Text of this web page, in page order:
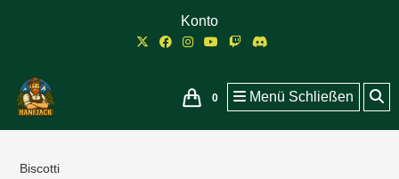
Konto
0 Menü Schließen
Biscotti